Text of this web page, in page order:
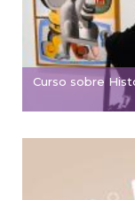
Curso sobre